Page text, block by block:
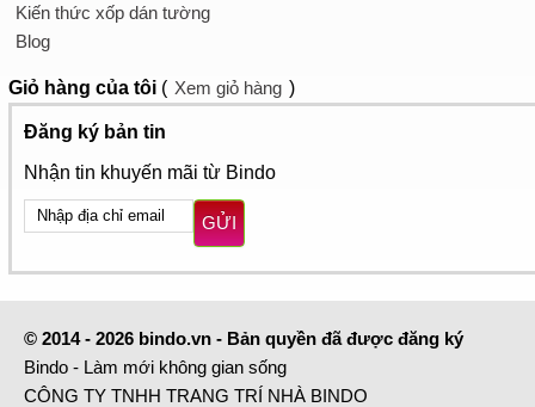
Kiến thức xốp dán tường
Blog
Giỏ hàng của tôi ( Xem giỏ hàng )
Đăng ký bản tin
Nhận tin khuyến mãi từ Bindo
GỬI
© 2014 - 2026 bindo.vn - Bản quyền đã được đăng ký
Bindo - Làm mới không gian sống
CÔNG TY TNHH TRANG TRÍ NHÀ BINDO